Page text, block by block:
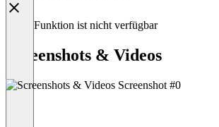
Diese Funktion ist nicht verfügbar
Screenshots & Videos